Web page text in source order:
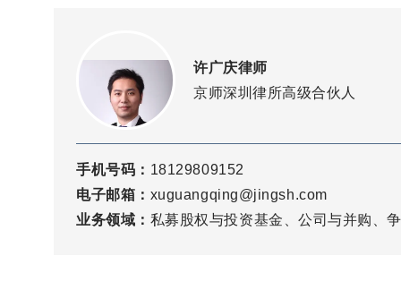
许广庆律师
京师深圳律所高级合伙人
手机号码： 18129809152
电子邮箱： xuguangqing@jingsh.com
业务领域： 私募股权与投资基金、公司与并购、